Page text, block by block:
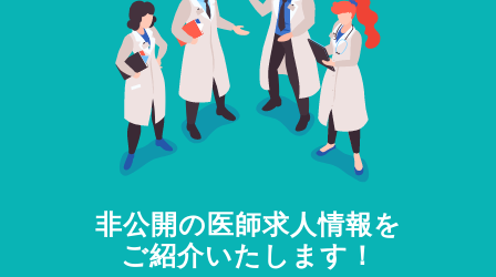
非公開の医師求人情報を
ご紹介いたします！